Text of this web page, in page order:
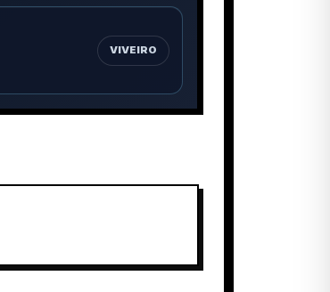
VIVEIRO